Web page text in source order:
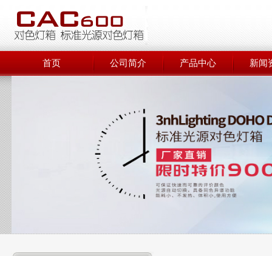
首页 公司简介 产品中心 新闻